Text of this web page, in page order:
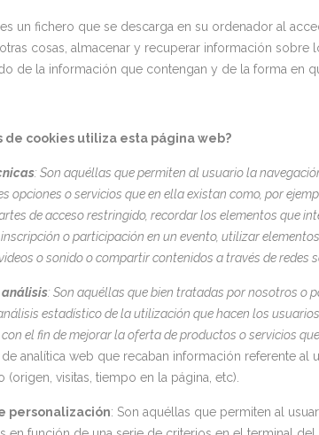
es un fichero que se descarga en su ordenador al
cosas, almacenar y recuperar información
de la información que contengan y de la forma en
de cookies utiliza esta página web?
: Son aquéllas que permiten al usuario la
opciones o servicios que en ella existan como, por
de acceso restringido, recordar los elementos que
o participación en un evento, utilizar
o sonido o compartir contenidos a través de redes
análisis: Son aquéllas que bien tratadas por nosotros o
estadístico de la utilización que hacen los
el fin de mejorar la oferta de productos o servicios
analítica web que recaban información referente al
(origen, visitas, tiempo en la página, etc).
personalización: Son aquéllas que permiten al